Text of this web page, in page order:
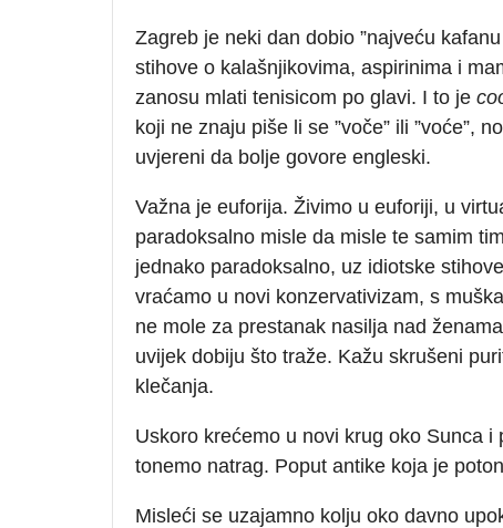
Zagreb je neki dan dobio ”najveću
stihove o kalašnjikovima, aspirinima i
zanosu mlati tenisicom po glavi. I to je
koji ne znaju piše li se ”voče” ili ”voće”,
uvjereni da bolje govore engleski.
Važna je euforija. Živimo u euforiji, u
paradoksalno misle da misle te samim
jednako paradoksalno, uz idiotske
vraćamo u novi konzervativizam, s
ne mole za prestanak nasilja nad
uvijek dobiju što traže. Kažu skrušeni
klečanja.
Uskoro krećemo u novi krug oko Sunca
tonemo natrag. Poput antike koja je
Misleći se uzajamno kolju oko davno